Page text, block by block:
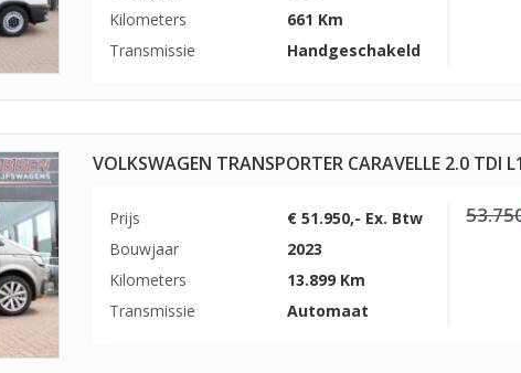
Kilometers
661 Km
Transmissie
Handgeschakeld
VOLKSWAGEN TRANSPORTER CARAVELLE 2.0 TDI
Prijs
€ 51.950,- Ex. Btw
Bouwjaar
2023
Kilometers
13.899 Km
Transmissie
Automaat